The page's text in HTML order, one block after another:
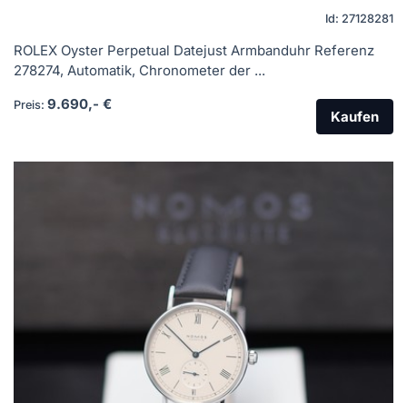
Id: 27128281
ROLEX Oyster Perpetual Datejust Armbanduhr Referenz
278274, Automatik, Chronometer der ...
Preis: 9.690,- €
Kaufen